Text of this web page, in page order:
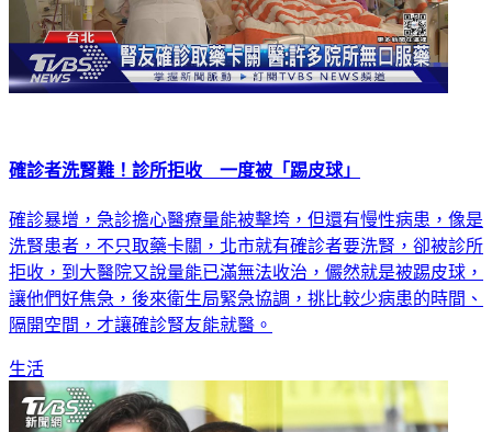
確診者洗腎難！診所拒收 一度被「踢皮球」
確診暴增，急診擔心醫療量能被擊垮，但還有慢性病患，像是
洗腎患者，不只取藥卡關，北市就有確診者要洗腎，卻被診所
拒收，到大醫院又說量能已滿無法收治，儼然就是被踢皮球，
讓他們好焦急，後來衛生局緊急協調，挑比較少病患的時間、
隔開空間，才讓確診腎友能就醫。
生活